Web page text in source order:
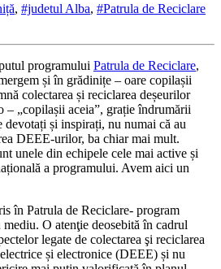
, #judetul Alba, #Patrula de Reciclare
programului Patrula de Reciclare,
și în grădinițe – oare copilașii
colectarea și reciclarea deșeurilor
– „copilașii aceia”, grație îndrumării
și inspirați, nu numai că au
DEEE-urilor, ba chiar mai mult.
unele din echipele cele mai active și
a programului. Avem aici un
în Patrula de Reciclare- program
O atenţie deosebită în cadrul
legate de colectarea şi reciclarea
și electronice (DEEE) și nu